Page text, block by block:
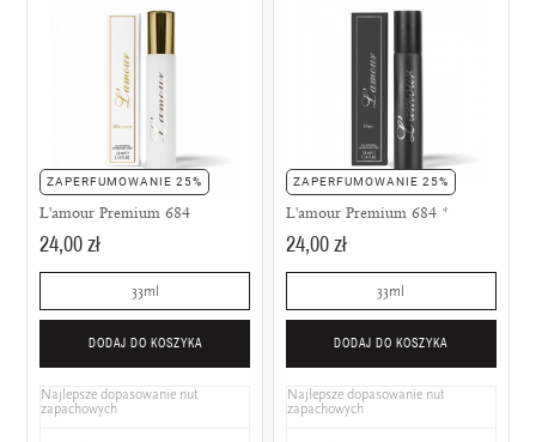
ZAPERFUMOWANIE 25%
L'amour Premium 684
24,00 zł
33ml
DODAJ DO KOSZYKA
Najlepsze dopasowanie nut
zapachowych
ZAPERFUMOWANIE 25%
L'amour Premium 684 *
24,00 zł
33ml
DODAJ DO KOSZYKA
Najlepsze dopasowanie nut
zapachowych